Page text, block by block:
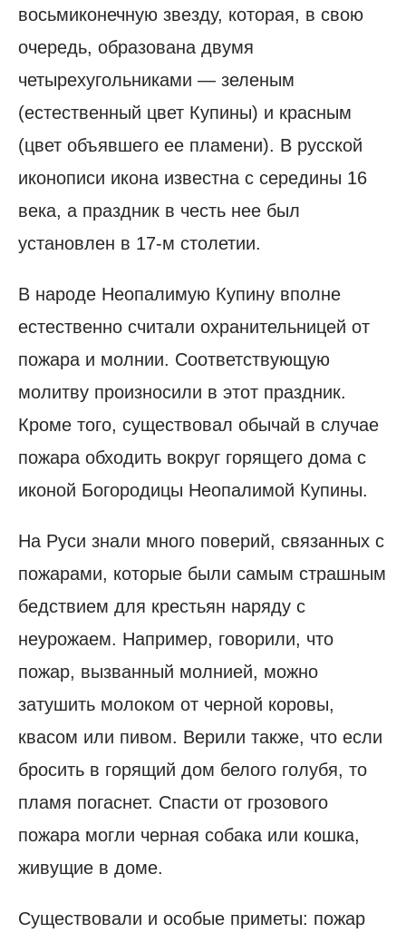
восьмиконечную звезду, которая, в свою
очередь, образована двумя
четырехугольниками — зеленым
(естественный цвет Купины) и красным
(цвет объявшего ее пламени). В русской
иконописи икона известна с середины 16
века, а праздник в честь нее был
установлен в 17-м столетии.
В народе Неопалимую Купину вполне
естественно считали охранительницей от
пожара и молнии. Соответствующую
молитву произносили в этот праздник.
Кроме того, существовал обычай в случае
пожара обходить вокруг горящего дома с
иконой Богородицы Неопалимой Купины.
На Руси знали много поверий, связанных с
пожарами, которые были самым страшным
бедствием для крестьян наряду с
неурожаем. Например, говорили, что
пожар, вызванный молнией, можно
затушить молоком от черной коровы,
квасом или пивом. Верили также, что если
бросить в горящий дом белого голубя, то
пламя погаснет. Спасти от грозового
пожара могли черная собака или кошка,
живущие в доме.
Существовали и особые приметы: пожар